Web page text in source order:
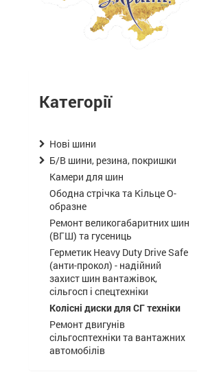
Категорії
Нові шини
Б/В шини, резина, покришки
Камери для шин
Ободна стрічка та Кільце О-
образне
Ремонт великогабаритних шин
(ВГШ) та гусениць
Герметик Heavy Duty Drive Safe
(анти-прокол) - надійний
захист шин вантажівок,
сільгосп і спецтехніки
Колісні диски для СГ техніки
Ремонт двигунів
сільгосптехніки та вантажних
автомобілів